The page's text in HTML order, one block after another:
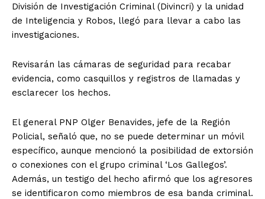
División de Investigación Criminal (Divincri) y la unidad
de Inteligencia y Robos, llegó para llevar a cabo las
investigaciones.
Revisarán las cámaras de seguridad para recabar
evidencia, como casquillos y registros de llamadas y
esclarecer los hechos.
El general PNP Olger Benavides, jefe de la Región
Policial, señaló que, no se puede determinar un móvil
específico, aunque mencionó la posibilidad de extorsión
o conexiones con el grupo criminal ‘Los Gallegos’.
Además, un testigo del hecho afirmó que los agresores
se identificaron como miembros de esa banda criminal.